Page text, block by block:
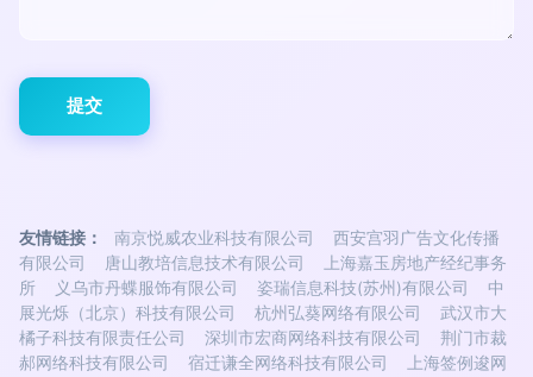
友情链接： 南京悦威农业科技有限公司
西安宫羽广告文化传播
有限公司
唐山教培信息技术有限公司
上海嘉玉房地产经纪事务
所
义乌市丹蝶服饰有限公司 姿瑞信息科技(苏州)有限公司
中
展光烁（北京）科技有限公司
杭州弘葵网络有限公司
武汉市大
橘子科技有限责任公司
深圳市宏商网络科技有限公司
荆门市裁
郝网络科技有限公司
宿迁谦全网络科技有限公司
上海签例逡网